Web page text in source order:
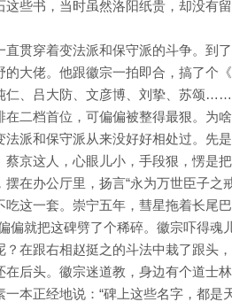
这些书，当时虽然洛阳纸贵，却没有
直贯穿着变法派和保守派的斗争。到
的大佬。他跟徽宗一拍即合，搞了个
仁、吕大防、文彦博、刘挚、苏颂
在二档首位，可偏偏被整得最狠。为
法派和保守派从来没好好相处过。先
蔡京这人，心眼儿小，手段狠，愣是
摆在办公厅里，扬言“永为万世臣子之
吃这一套。崇宁五年，彗星拖着长尾
偏就把这碑劈了个稀碎。徽宗吓得
？在跟右相赵挺之的斗法中栽了跟头，
在后头。徽宗迷道教，身边有个道士
一本正经地说：“碑上这些名字，都是